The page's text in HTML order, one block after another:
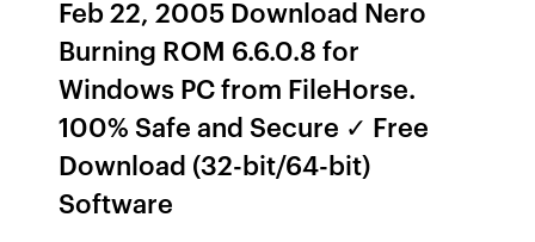
Feb 22, 2005 Download Nero
Burning ROM 6.6.0.8 for
Windows PC from FileHorse.
100% Safe and Secure ✓ Free
Download (32-bit/64-bit)
Software